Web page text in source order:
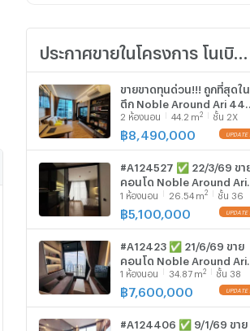
ขายขาดทุนด่วน!!! ถูกที่สุดใน
ตึก Noble Around Ari 44
ตรม.
2 ห้องนอน 44.2 m2 ชั้น 2X
฿8,490,000
#A124527 ✅ 22/3/69 ขาย
คอนโด Noble Around Ari
📲📢สอบถาม ld line
@condoboy
1 ห้องนอน 26.54 m2 ชั้น 36
฿5,100,000
#A12423 ✅ 21/6/69 ขาย
คอนโด Noble Around Ari
📲📢สอบถาม ld line
@condoboy
1 ห้องนอน 34.87 m2 ชั้น 38
฿7,600,000
#A124406 ✅ 9/1/69 ขาย